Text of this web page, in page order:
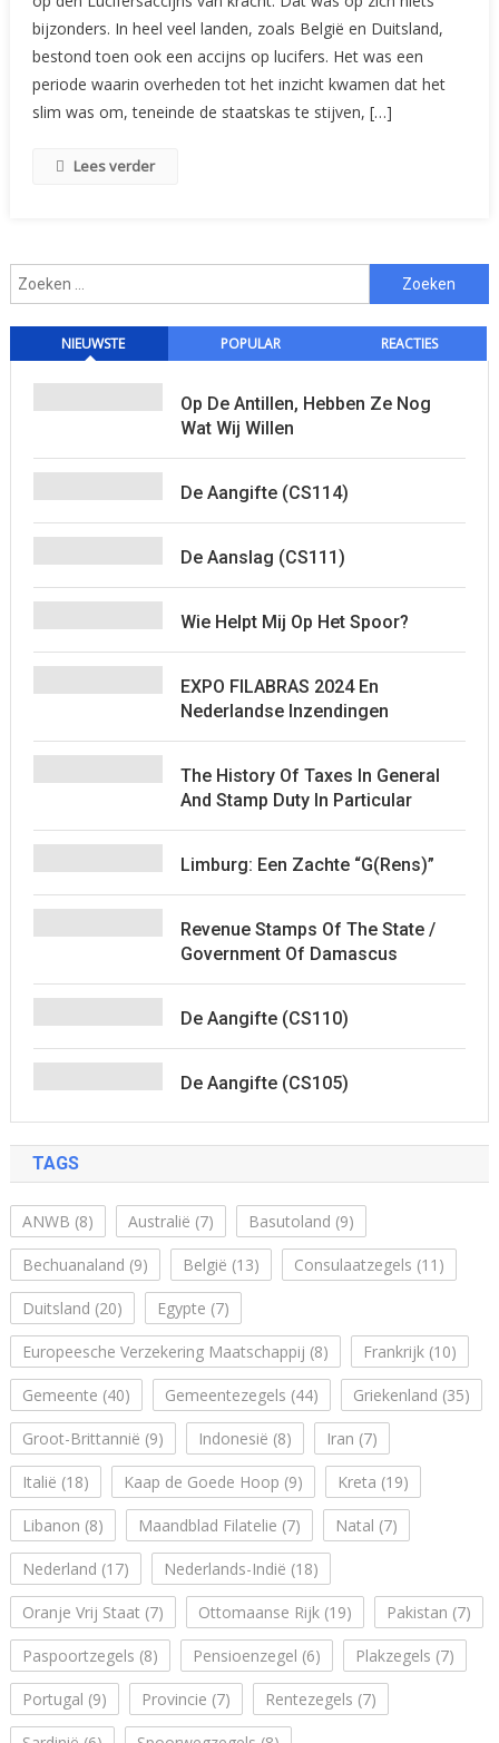
Vuurwerk!
bijzonders. In heel veel landen, zoals België en Duitsland,
bestond toen ook een accijns op lucifers. Het was een
periode waarin overheden tot het inzicht kwamen dat het
slim was om, teneinde de staatskas te stijven, […]
Lees verder
Zoeken
naar:
NIEUWSTE POPULAR REACTIES
Op De Antillen, Hebben Ze Nog
Wat Wij Willen
De Aangifte (CS114)
De Aanslag (CS111)
Wie Helpt Mij Op Het Spoor?
EXPO FILABRAS 2024 En
Nederlandse Inzendingen
The History Of Taxes In General
And Stamp Duty In Particular
Limburg: Een Zachte “G(rens)”
Revenue Stamps Of The State /
Government Of Damascus
De Aangifte (CS110)
De Aangifte (CS105)
TAGS
ANWB (8) Australië (7) Basutoland (9)
Bechuanaland (9) België (13) Consulaatzegels (11)
Duitsland (20) Egypte (7)
Europeesche Verzekering Maatschappij (8) Frankrijk(10)
Gemeente (40) Gemeentezegels (44) Griekenland (35)
Groot-Brittannië (9) Indonesië (8) Iran (7)
Italië (18) Kaap de Goede Hoop (9) Kreta (19)
Libanon (8) Maandblad Filatelie (7) Natal (7)
Nederland (17) Nederlands-Indië (18)
Oranje Vrij Staat (7) Ottomaanse Rijk(19) Pakistan (7)
Paspoortzegels (8) Pensioenzegel (6) Plakzegels (7)
Portugal (9) Provincie (7) Rentezegels (7)